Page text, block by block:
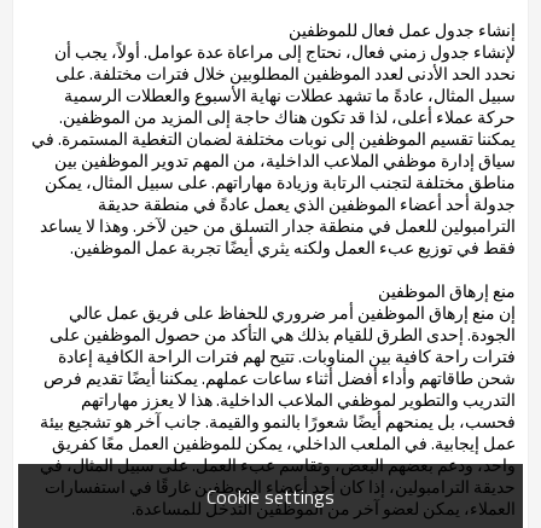
إنشاء جدول عمل فعال للموظفين
لإنشاء جدول زمني فعال، نحتاج إلى مراعاة عدة عوامل. أولاً، يجب أن
نحدد الحد الأدنى لعدد الموظفين المطلوبين خلال فترات مختلفة. على
سبيل المثال، عادةً ما تشهد عطلات نهاية الأسبوع والعطلات الرسمية
حركة عملاء أعلى، لذا قد تكون هناك حاجة إلى المزيد من الموظفين.
يمكننا تقسيم الموظفين إلى نوبات مختلفة لضمان التغطية المستمرة. في
سياق إدارة موظفي الملاعب الداخلية، من المهم تدوير الموظفين بين
مناطق مختلفة لتجنب الرتابة وزيادة مهاراتهم. على سبيل المثال، يمكن
جدولة أحد أعضاء الموظفين الذي يعمل عادةً في منطقة حديقة
الترامبولين للعمل في منطقة جدار التسلق من حين لآخر. وهذا لا يساعد
فقط في توزيع عبء العمل ولكنه يثري أيضًا تجربة عمل الموظفين.
منع إرهاق الموظفين
إن منع إرهاق الموظفين أمر ضروري للحفاظ على فريق عمل عالي
الجودة. إحدى الطرق للقيام بذلك هي التأكد من حصول الموظفين على
فترات راحة كافية بين المناوبات. تتيح لهم فترات الراحة الكافية إعادة
شحن طاقاتهم وأداء أفضل أثناء ساعات عملهم. يمكننا أيضًا تقديم فرص
التدريب والتطوير لموظفي الملاعب الداخلية. هذا لا يعزز مهاراتهم
فحسب، بل يمنحهم أيضًا شعورًا بالنمو والقيمة. جانب آخر هو تشجيع بيئة
عمل إيجابية. في الملعب الداخلي، يمكن للموظفين العمل معًا كفريق
واحد، ودعم بعضهم البعض، وتقاسم عبء العمل. على سبيل المثال، في
حديقة الترامبولين، إذا كان أحد أعضاء الموظفين غارقًا في استفسارات
العملاء، يمكن لعضو آخر من الموظفين التدخل للمساعدة.
Cookie settings